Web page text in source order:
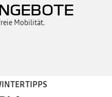
Mobilität.